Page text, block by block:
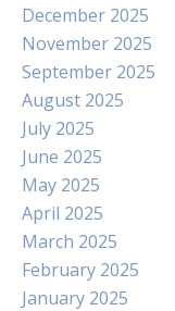
December 2025
November 2025
September 2025
August 2025
July 2025
June 2025
May 2025
April 2025
March 2025
February 2025
January 2025